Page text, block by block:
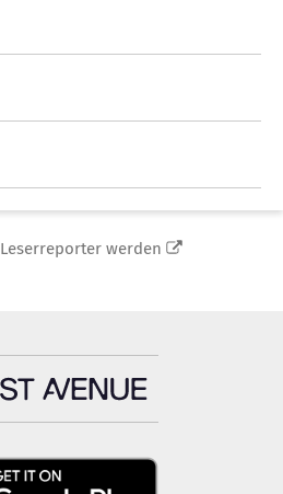
Leserreporter werden